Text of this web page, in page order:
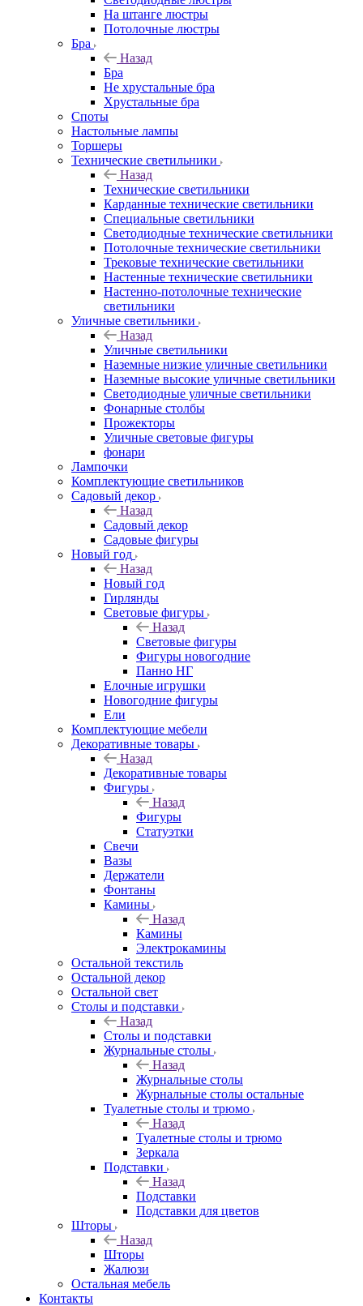
На штанге люстры
Потолочные люстры
Бра
Назад
Бра
Не хрустальные бра
Хрустальные бра
Споты
Настольные лампы
Торшеры
Технические светильники
Назад
Технические светильники
Карданные технические светильники
Специальные светильники
Светодиодные технические светильники
Потолочные технические светильники
Трековые технические светильники
Настенные технические светильники
Настенно-потолочные технические
светильники
Уличные светильники
Назад
Уличные светильники
Наземные низкие уличные светильники
Наземные высокие уличные светильники
Светодиодные уличные светильники
Фонарные столбы
Прожекторы
Уличные световые фигуры
фонари
Лампочки
Комплектующие светильников
Садовый декор
Назад
Садовый декор
Садовые фигуры
Новый год
Назад
Новый год
Гирлянды
Световые фигуры
Назад
Световые фигуры
Фигуры новогодние
Панно НГ
Елочные игрушки
Новогодние фигуры
Ели
Комплектующие мебели
Декоративные товары
Назад
Декоративные товары
Фигуры
Назад
Фигуры
Статуэтки
Свечи
Вазы
Держатели
Фонтаны
Камины
Назад
Камины
Электрокамины
Остальной текстиль
Остальной декор
Остальной свет
Столы и подставки
Назад
Столы и подставки
Журнальные столы
Назад
Журнальные столы
Журнальные столы остальные
Туалетные столы и трюмо
Назад
Туалетные столы и трюмо
Зеркала
Подставки
Назад
Подставки
Подставки для цветов
Шторы
Назад
Шторы
Жалюзи
Остальная мебель
Контакты